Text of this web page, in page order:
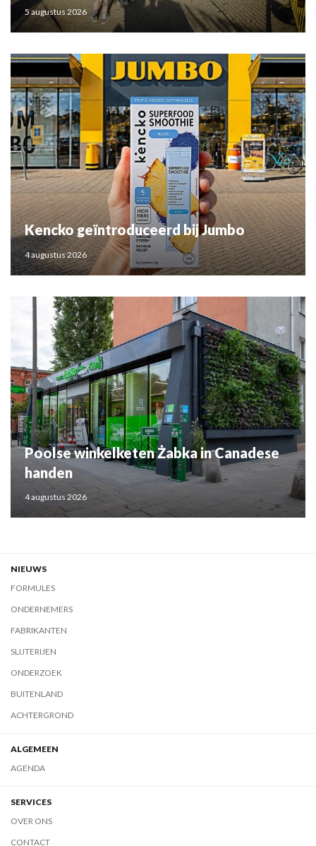
5 augustus 2026
Kencko geïntroduceerd bij Jumbo
4 augustus 2026
Poolse winkelketen Żabka in Canadese
handen
4 augustus 2026
NIEUWS
FORMULES
ONDERNEMERS
FABRIKANTEN
SLIJTERIJEN
ONDERZOEK
BUITENLAND
ACHTERGROND
ALGEMEEN
AGENDA
SERVICES
OVER ONS
CONTACT